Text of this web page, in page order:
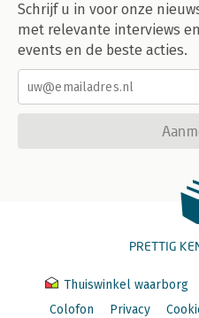
Schrijf u in voor onze
met relevante interviews
events en de beste acties.
PRETTIG
Thuiswinkel waarborg
Colofon
Privacy